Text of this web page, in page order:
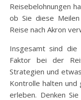
Reisebelohnungen
ob Sie diese
Reise nach Akron
Insgesamt sind
Faktor bei der
Strategien und
Kontrolle halten und
erleben. Denken